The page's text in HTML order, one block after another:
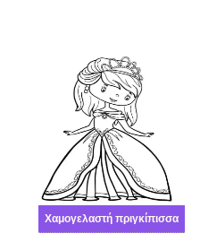
Χαμογελαστή πριγκίπισσα